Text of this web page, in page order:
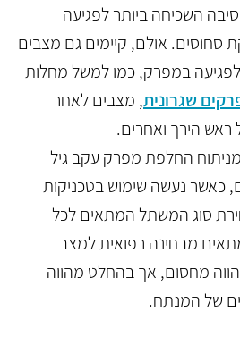
השכיחה ביותר לפגיעה
סחוסים. אולם, קיימים גם מצבים
לפגיעה במפרק, כמו למשל מחלות
שגרונית, מצבים לאחר
הירך ואחרים.
החלפת מפרק עקב גיל
כאשר נעשה שימוש בטכניקות
סוג המשתל המתאים לכל
מבחינה רפואית למצב
מחסום, אך בהחלט מהווה
של המנתח.